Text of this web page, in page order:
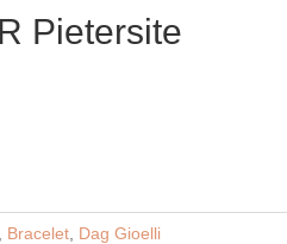
Pietersite
Bracelet Dag Gioelli